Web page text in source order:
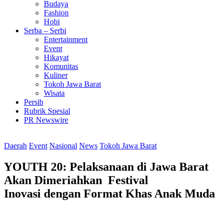
Budaya
Fashion
Hobi
Serba – Serbi
Entertainment
Event
Hikayat
Komunitas
Kuliner
Tokoh Jawa Barat
Wisata
Persib
Rubrik Spesial
PR Newswire
Daerah Event Nasional News Tokoh Jawa Barat
YOUTH 20: Pelaksanaan di Jawa Barat
Akan Dimeriahkan Festival
Inovasi dengan Format Khas Anak Muda